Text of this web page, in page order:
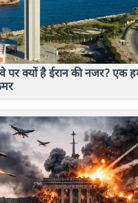
पर क्यों है ईरान की नजर? एक